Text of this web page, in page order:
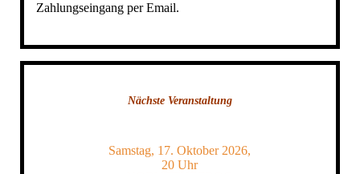
Zahlungseingang per Email.
Nächste Veranstaltung
Samstag, 17. Oktober 2026,
20 Uhr